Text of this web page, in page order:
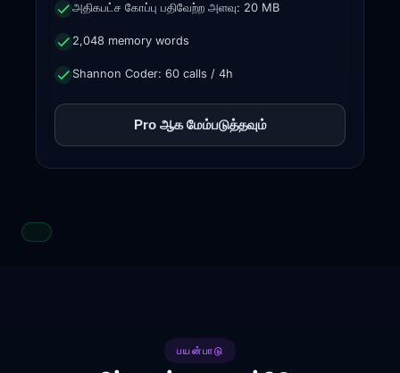
அதிகபட்ச கோப்பு பதிவேற்ற அளவு: 20 MB
2,048 memory words
Shannon Coder: 60 calls / 4h
Pro ஆக மேம்படுத்தவும்
பயன்பாடு